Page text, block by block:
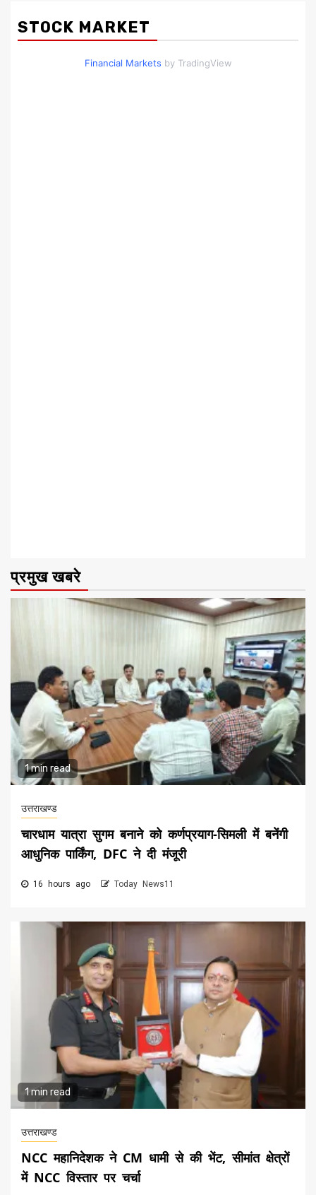
STOCK MARKET
Financial Markets by TradingView
प्रमुख खबरे
1 min read
उत्तराखण्ड
चारधाम यात्रा सुगम बनाने को कर्णप्रयाग-सिमली में बनेंगी
आधुनिक पार्किंग, DFC ने दी मंजूरी
16 hours ago Today News11
1 min read
उत्तराखण्ड
NCC महानिदेशक ने CM धामी से की भेंट, सीमांत क्षेत्रों
में NCC विस्तार पर चर्चा